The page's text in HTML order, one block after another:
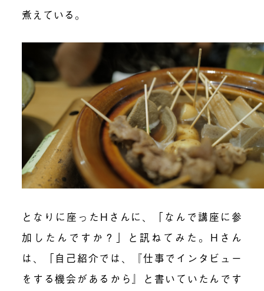
煮えている。
となりに座ったHさんに、「なんで講座に参
加したんですか？」と訊ねてみた。Hさん
は、「自己紹介では、『仕事でインタビュー
をする機会があるから』と書いていたんです